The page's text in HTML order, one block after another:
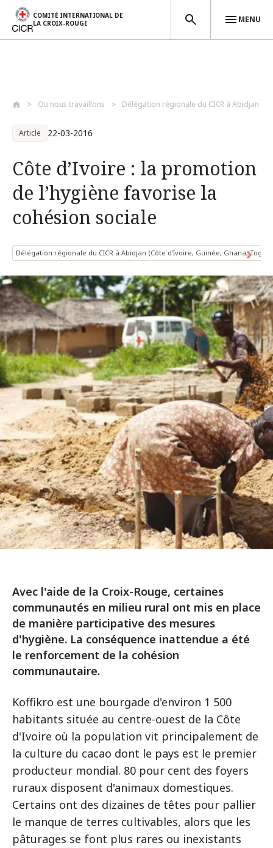
COMITÉ INTERNATIONAL DE
LA CROIX-ROUGE
MENU
Où nous travaillons Délégation régionale du CICR à Abidjan (...
Article 22-03-2016
Côte d’Ivoire : la promotion
de l’hygiène favorise la
cohésion sociale
Délégation régionale du CICR à Abidjan (Côte d’Ivoire, Guinée, Ghana, Togo
Avec l'aide de la Croix-Rouge, certaines
communautés en milieu rural ont mis en place
de manière participative des mesures
d'hygiène. La conséquence inattendue a été
le renforcement de la cohésion
communautaire.
Koffikro est une bourgade d'environ 1 500
habitants située au centre-ouest de la Côte
d'Ivoire où la population vit principalement de
la culture du cacao dont le pays est le premier
producteur mondial. 80 pour cent des foyers
ruraux disposent d'animaux domestiques.
Certains ont des dizaines de têtes pour pallier
le manque de terres cultivables, alors que les
pâturages se font plus rares ou inexistants